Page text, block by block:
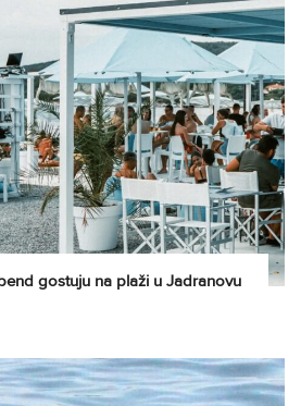
gostuju na plaži u Jadranovu